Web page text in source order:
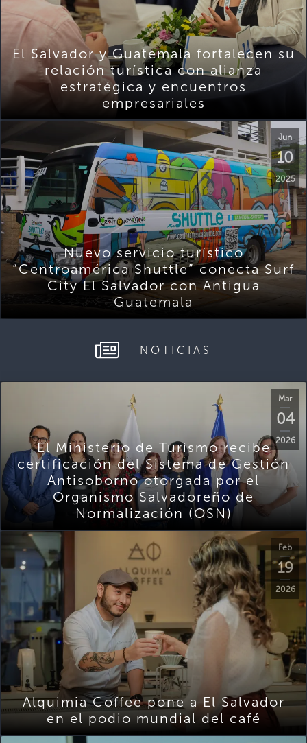
El Salvador y Guatemala fortalecen su
relación turística con alianza
estratégica y encuentros
empresariales
Jun
10
2025
Nuevo servicio turístico
“Centroamérica Shuttle” conecta Surf
City El Salvador con Antigua
Guatemala
NOTICIAS
Mar
04
2026
El Ministerio de Turismo recibe
certificación del Sistema de Gestión
Antisoborno otorgada por el
Organismo Salvadoreño de
Normalización (OSN)
Feb
19
2026
Alquimia Coffee pone a El Salvador
en el podio mundial del café